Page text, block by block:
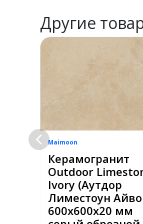
Другие
Maimoon
Керамогранит
Outdoor
Ivory (Аутдор
Лиместоун
600х600х20 мм